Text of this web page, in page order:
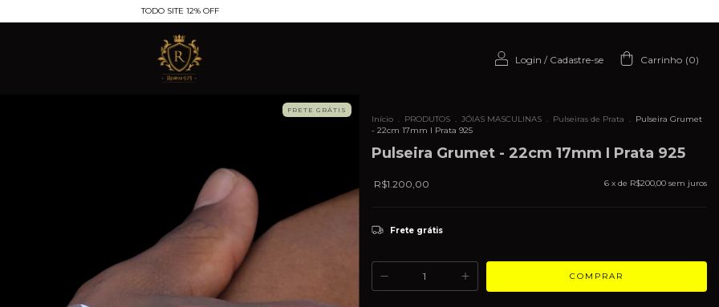
TODO SITE 12% OFF
Login / Cadastre-se Carrinho (0)
FRETE GRÁTIS
Início . PRODUTOS . JÓIAS MASCULINAS . Pulseiras de Prata . Pulseira Grumet
- 22cm 17mm I Prata 925
Pulseira Grumet - 22cm 17mm I Prata 925
R$1.200,00 6 x de R$200,00 sem juros
Frete grátis